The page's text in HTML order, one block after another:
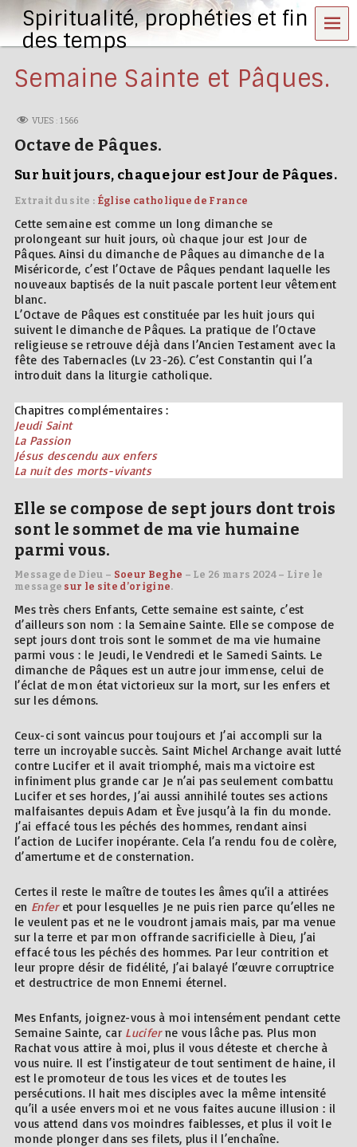
Spiritualité, prophéties et fin
des temps
MEN
U
Semaine Sainte et Pâques.
VUES : 1 566
Octave de Pâques.
Sur huit jours, chaque jour est Jour de Pâques.
Extrait du site : Église catholique de France
Cette semaine est comme un long dimanche se
prolongeant sur huit jours, où chaque jour est Jour de
Pâques. Ainsi du dimanche de Pâques au dimanche de la
Miséricorde, c’est l’Octave de Pâques pendant laquelle les
nouveaux baptisés de la nuit pascale portent leur vêtement
blanc.
L’Octave de Pâques est constituée par les huit jours qui
suivent le dimanche de Pâques. La pratique de l’Octave
religieuse se retrouve déjà dans l’Ancien Testament avec la
fête des Tabernacles (Lv 23-26). C’est Constantin qui l’a
introduit dans la liturgie catholique.
Chapitres complémentaires :
Jeudi Saint
La Passion
Jésus descendu aux enfers
La nuit des morts-vivants
Elle se compose de sept jours dont trois
sont le sommet de ma vie humaine
parmi vous.
Message de Dieu – Soeur Beghe – Le 26 mars 2024 – Lire le
message sur le site d’origine.
Mes très chers Enfants, Cette semaine est sainte, c’est
d’ailleurs son nom : la Semaine Sainte. Elle se compose de
sept jours dont trois sont le sommet de ma vie humaine
parmi vous : le Jeudi, le Vendredi et le Samedi Saints. Le
dimanche de Pâques est un autre jour immense, celui de
l’éclat de mon état victorieux sur la mort, sur les enfers et
sur les démons.
Ceux-ci sont vaincus pour toujours et J’ai accompli sur la
terre un incroyable succès. Saint Michel Archange avait lutté
contre Lucifer et il avait triomphé, mais ma victoire est
infiniment plus grande car Je n’ai pas seulement combattu
Lucifer et ses hordes, J’ai aussi annihilé toutes ses actions
malfaisantes depuis Adam et Ève jusqu’à la fin du monde.
J’ai effacé tous les péchés des hommes, rendant ainsi
l’action de Lucifer inopérante. Cela l’a rendu fou de colère,
d’amertume et de consternation.
Certes il reste le maître de toutes les âmes qu’il a attirées
en Enferet pour lesquelles Je ne puis rien parce qu’elles ne
le veulent pas et ne le voudront jamais mais, par ma venue
sur la terre et par mon offrande sacrificielle à Dieu, J’ai
effacé tous les péchés des hommes. Par leur contrition et
leur propre désir de fidélité, J’ai balayé l’œuvre corruptrice
et destructrice de mon Ennemi éternel.
Mes Enfants, joignez-vous à moi intensément pendant cette
Semaine Sainte, car Luciferne vous lâche pas. Plus mon
Rachat vous attire à moi, plus il vous déteste et cherche à
vous nuire. Il est l’instigateur de tout sentiment de haine, il
est le promoteur de tous les vices et de toutes les
persécutions. Il hait mes disciples avec la même intensité
qu’il a usée envers moi et ne vous faites aucune illusion : il
vous attend dans vos moindres faiblesses, et plus il voit le
monde plonger dans ses filets, plus il l’enchaîne.